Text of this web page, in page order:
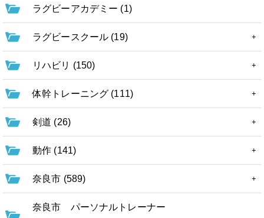
ラグビーアカデミー (1)
ラグビースクール (19)
リハビリ (150)
体幹トレーニング (111)
剣道 (26)
動作 (141)
奈良市 (589)
奈良市 パーソナルトレーナー